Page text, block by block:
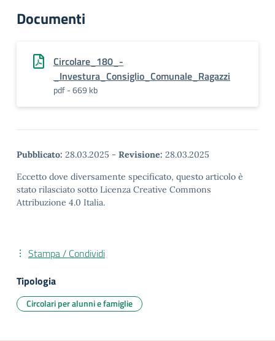
Documenti
Circolare_180_-
_Investura_Consiglio_Comunale_Ragazzi
pdf - 669 kb
Pubblicato: 28.03.2025 - Revisione: 28.03.2025
Eccetto dove diversamente specificato, questo articolo è
stato rilasciato sotto Licenza Creative Commons
Attribuzione 4.0 Italia.
Stampa / Condividi
Tipologia
Circolari per alunni e famiglie